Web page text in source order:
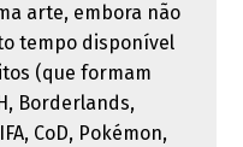
arte, embora não
tempo disponível
(que formam
Borderlands,
CoD, Pokémon,